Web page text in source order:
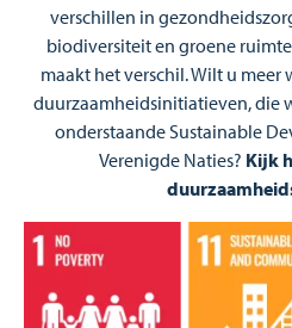
verschillen in
biodiversiteit en groene
maakt het verschil. Wilt u
duurzaamheidsinitiatieven, die
onderstaande Sustainable
Verenigde Naties? Kijk
Afbeelding